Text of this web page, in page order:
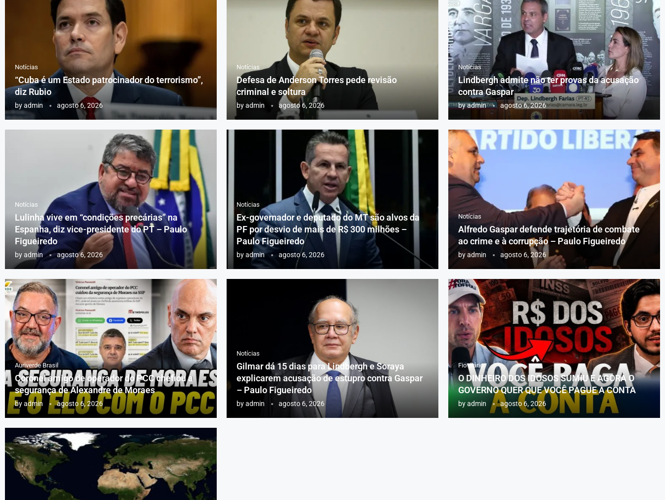
Notícias
“Cuba é um Estado patrocinador do terrorismo”,
diz Rubio
byadmin agosto 6, 2026
Notícias
Defesa de Anderson Torres pede revisão
criminal e soltura
byadmin agosto 6, 2026
Notícias
Lindbergh admite não ter provas da acusação
contra Gaspar
byadmin agosto 6, 2026
Notícias
Lulinha vive em “condições precárias” na
Espanha, diz vice-presidente do PT – Paulo
Figueiredo
byadmin agosto 6, 2026
Notícias
Ex-governador e deputado do MT são alvos da
PF por desvio de mais de R$ 300 milhões –
Paulo Figueiredo
byadmin agosto 6, 2026
Notícias
Alfredo Gaspar defende trajetória de combate
ao crime e à corrupção – Paulo Figueiredo
byadmin agosto 6, 2026
Auriverde Brasil
Coronel amigo de operador do PCC chefiou a
segurança de Alexandre de Moraes
byadmin agosto 6, 2026
Notícias
Gilmar dá 15 dias para Lindbergh e Soraya
explicarem acusação de estupro contra Gaspar
– Paulo Figueiredo
byadmin agosto 6, 2026
Fio diário
O DINHEIRO DOS IDOSOS SUMIU E AGORA O
GOVERNO QUER QUE VOCÊ PAGUE A CONTA
byadmin agosto 6, 2026